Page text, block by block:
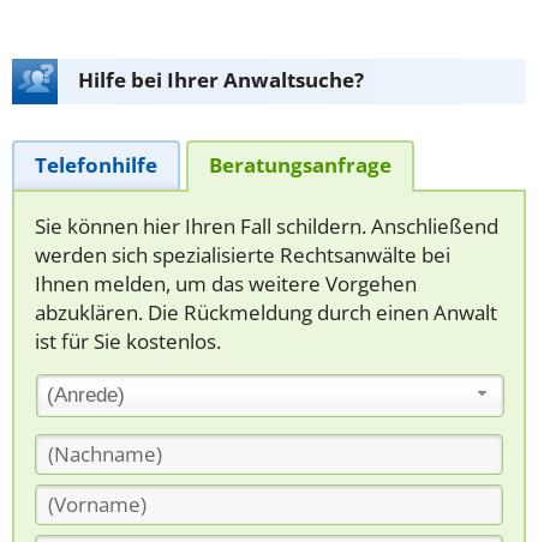
Hilfe bei Ihrer Anwaltsuche?
Telefonhilfe Beratungsanfrage
Sie können hier Ihren Fall schildern. Anschließend
werden sich spezialisierte Rechtsanwälte bei
Ihnen melden, um das weitere Vorgehen
abzuklären. Die Rückmeldung durch einen Anwalt
ist für Sie kostenlos.
(Anrede)